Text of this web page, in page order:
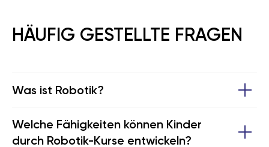
HÄUFIG GESTELLTE FRAGEN
Was ist Robotik?
Welche Fähigkeiten können Kinder
durch Robotik-Kurse entwickeln?